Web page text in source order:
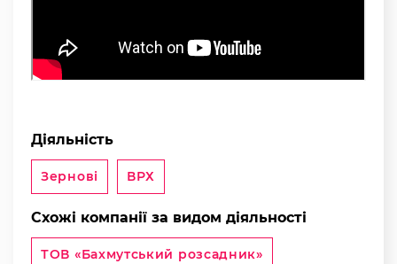
Діяльність
Зернові ВРХ
Схожі компанії за видом діяльності
ТОВ «Бахмутський розсадник»